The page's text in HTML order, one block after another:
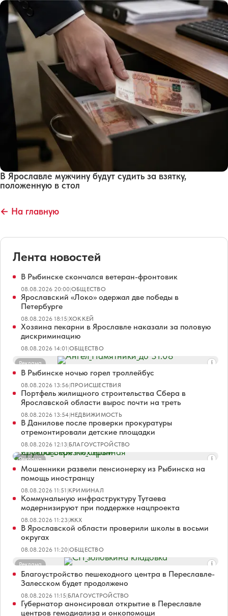
В Ярославле мужчину будут судить за взятку,
положенную в стол
← На главную
Лента новостей
В Рыбинске скончался ветеран-фронтовик
08.08.2026 20:00|ОБЩЕСТВО
Ярославский «Локо» одержал две победы в
Петербурге
08.08.2026 18:15|ХОККЕЙ
Хозяина пекарни в Ярославле наказали за половую
дискриминацию
08.08.2026 14:01|ОБЩЕСТВО
Реклама
В Рыбинске ночью горел троллейбус
08.08.2026 13:56|ПРОИСШЕСТВИЯ
Портфель жилищного строительства Сбера в
Ярославской области вырос почти на треть
08.08.2026 13:54|НЕДВИЖИМОСТЬ
В Данилове после проверки прокуратуры
отремонтировали детские площадки
08.08.2026 12:13|БЛАГОУСТРОЙСТВО
Реклама
Мошенники развели пенсионерку из Рыбинска на
помощь иностранцу
08.08.2026 11:51|КРИМИНАЛ
Коммунальную инфраструктуру Тутаева
модернизируют при поддержке нацпроекта
08.08.2026 11:23|ЖКХ
В Ярославской области проверили школы в восьми
округах
08.08.2026 11:20|ОБЩЕСТВО
Реклама
Благоустройство пешеходного центра в Переславле-
Залесском будет продолжено
08.08.2026 11:15|БЛАГОУСТРОЙСТВО
Губернатор анонсировал открытие в Переславле
центров гемодиализа и онкопомощи